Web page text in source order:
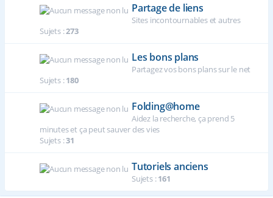
Partage de liens
Sites incontournables et autres
Sujets :273
Les bons plans
Partagez vos bons plans sur le net
Sujets :180
Folding@home
Aidez la recherche, ça prend 5
minutes et ça peut sauver des vies
Sujets :31
Tutoriels anciens
Sujets :161